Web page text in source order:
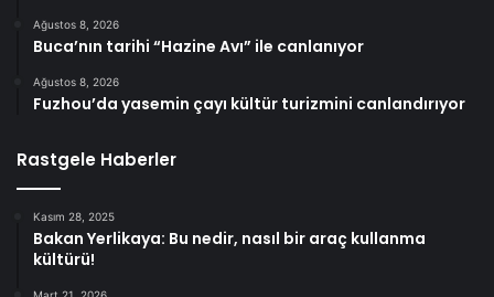
Ağustos 8, 2026
Buca’nın tarihi “Hazine Avı” ile canlanıyor
Ağustos 8, 2026
Fuzhou’da yasemin çayı kültür turizmini canlandırıyor
Rastgele Haberler
Kasım 28, 2025
Bakan Yerlikaya: Bu nedir, nasıl bir araç kullanma
kültürü!